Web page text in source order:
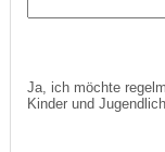
Ja, ich möchte
Kinder und